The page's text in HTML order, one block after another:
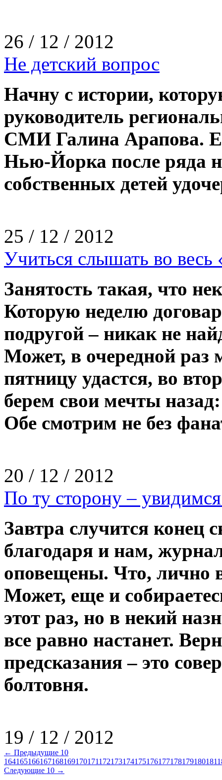
26 / 12 / 2012
Не детский вопрос
Начну с истории,
руководитель
СМИ Галина Арапова.
Нью-­Йорка после ряда
собственных детей
25 / 12 / 2012
Учиться слышать во весь
Занятость такая, что
Которую неделю
подругой – никак не
Может, в очередной раз
пятницу удастся, во
берем свои мечты
Обе смотрим не без
20 / 12 / 2012
По ту сторону –
Завтра случится конец
благодаря и нам,
оповещены. Что, лично
Может, еще и
этот раз, но в некий
все равно настанет.
предсказания – это
болтовня.
19 / 12 / 2012
← Предыдущие 10
164165166167168169170171172173174175176177178179180181
Следующие 10 →